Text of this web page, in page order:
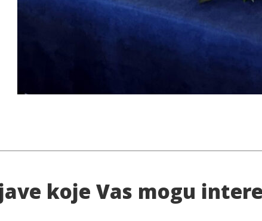
koje Vas mogu